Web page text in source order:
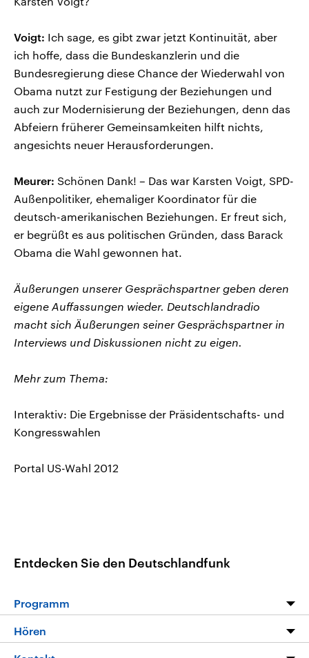
Voigt: Ich sage, es gibt zwar jetzt Kontinuität, aber
ich hoffe, dass die Bundeskanzlerin und die
Bundesregierung diese Chance der Wiederwahl von
Obama nutzt zur Festigung der Beziehungen und
auch zur Modernisierung der Beziehungen, denn das
Abfeiern früherer Gemeinsamkeiten hilft nichts,
angesichts neuer Herausforderungen.
Meurer: Schönen Dank! – Das war Karsten Voigt, SPD-
Außenpolitiker, ehemaliger Koordinator für die
deutsch-amerikanischen Beziehungen. Er freut sich,
er begrüßt es aus politischen Gründen, dass Barack
Obama die Wahl gewonnen hat.
Äußerungen unserer Gesprächspartner geben deren
eigene Auffassungen wieder. Deutschlandradio
macht sich Äußerungen seiner Gesprächspartner in
Interviews und Diskussionen nicht zu eigen.
Mehr zum Thema:
Interaktiv: Die Ergebnisse der Präsidentschafts- und
Kongresswahlen
Portal US-Wahl 2012
Entdecken Sie den Deutschlandfunk
Programm
Hören
Livestream